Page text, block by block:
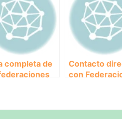
completa de
Contacto
con